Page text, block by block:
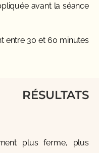
avant la séance
entre 30 et 60 minutes
RÉSULTATS
plus ferme, plus